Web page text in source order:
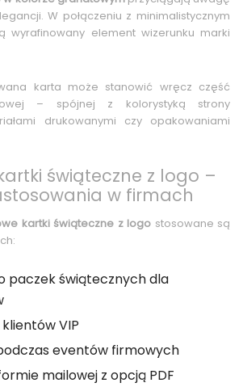
W połączeniu z minimalistycznym
wyrafinowany element wizerunku marki
karta może stanowić wręcz część
– spójnej z kolorystyką strony
drukowanymi czy opakowaniami
świąteczne z logo –
w firmach
kartki świąteczne z logo stosowane są
paczek świątecznych dla
VIP
eventów firmowych
mailowej z opcją PDF